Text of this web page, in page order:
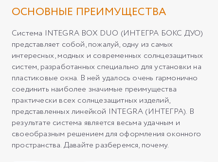
ОСНОВНЫЕ ПРЕИМУЩЕСТВА
Система INTEGRA BOX DUO (ИНТЕГРА БОКС ДУО)
представляет собой, пожалуй, одну из самых
интересных, модных и современных солнцезащитных
систем, разработанных специально для установки на
пластиковые окна. В ней удалось очень гармонично
соединить наиболее значимые преимущества
практически всех солнцезащитных изделий,
представленных линейкой INTEGRA (ИНТЕГРА). В
результате система является весьма удачным и
своеобразным решением для оформления оконного
пространства. Давайте разберемся, почему.